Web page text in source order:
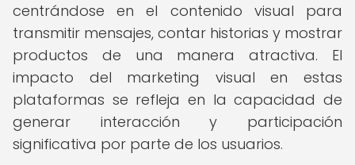
centrándose en el contenido visual para
transmitir mensajes, contar historias y mostrar
productos de una manera atractiva. El
impacto del marketing visual en estas
plataformas se refleja en la capacidad de
generar interacción y participación
significativa por parte de los usuarios.